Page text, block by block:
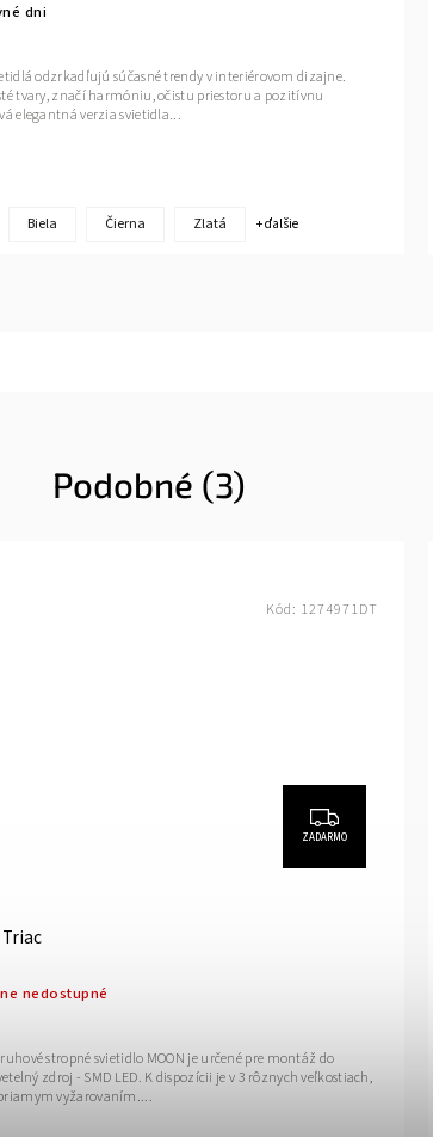
dni
odzrkadľujú súčasné trendy v interiérovom dizajne.
tvary, značí harmóniu, očistu priestoru a pozitívnu
elegantná verzia svietidla...
Biela Čierna Zlatá + ďalšie
Podobné (3)
ZADARMO
nedostupné
stropné svietidlo MOON je určené pre montáž do
zdroj - SMD LED. K dispozícii je v 3 rôznych veľkostiach,
vyžarovaním....
Kód: 1274971DT